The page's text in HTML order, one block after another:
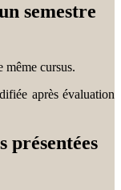
semestre
même cursus.
après évaluation
présentées